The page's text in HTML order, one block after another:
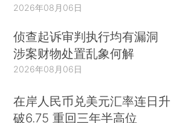
2026年08月06日
侦查起诉审判执行均有漏洞
涉案财物处置乱象何解
2026年08月06日
在岸人民币兑美元汇率连日升
破6.75 重回三年半高位